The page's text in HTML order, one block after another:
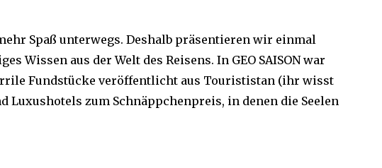
Spaß unterwegs. Deshalb präsentieren wir einmal
Wissen aus der Welt des Reisens. In GEO SAISON war
Fundstücke veröffentlicht aus Tourististan (ihr wisst
Luxushotels zum Schnäppchenpreis, in denen die Seelen